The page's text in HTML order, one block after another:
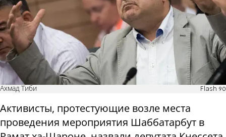
Ахмад Тиби Flash 90
Активисты, протестующие возле места
проведения мероприятия Шаббатарбут в